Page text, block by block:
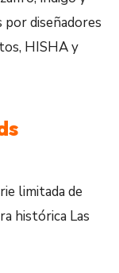
por diseñadores
HISHA y
limitada de
histórica Las